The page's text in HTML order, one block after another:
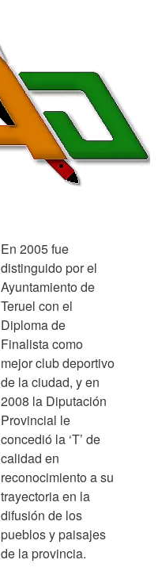
En 2005 fue
distinguido por el
Ayuntamiento de
Teruel con el
Diploma de
Finalista como
mejor club deportivo
de la ciudad, y en
2008 la Diputación
Provincial le
concedió la ‘T’ de
calidad en
reconocimiento a su
trayectoria en la
difusión de los
pueblos y paisajes
de la provincia.